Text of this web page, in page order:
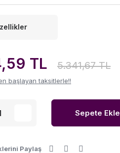
TL 5.341,67 TL
başlayan taksitlerle!!
Sepete Ekle
Paylaş